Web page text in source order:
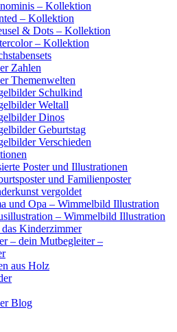
– Kollektion
– Kollektion
& Dots – Kollektion
– Kollektion
Zahlen
Themenwelten
Schulkind
Weltall
Dinos
Geburtstag
Verschieden
Poster und Illustrationen
und Familienposter
vergoldet
und Opa – Wimmelbild Illustration
– Wimmelbild Illustration
Kinderzimmer
– dein Mutbegleiter –
aus Holz
Blog